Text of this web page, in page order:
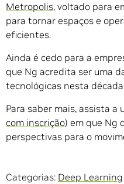
Metropolis, voltado para
para tornar espaços e
eficientes.
Ainda é cedo para a
que Ng acredita ser uma
tecnológicas nesta
Para saber mais, assista a
com inscrição) em que Ng
perspectivas para o
Categorias: Deep Learning